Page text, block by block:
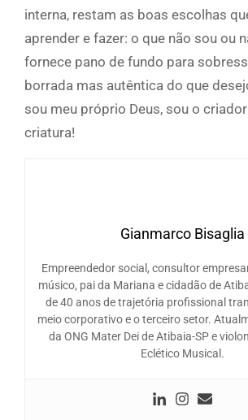
interna, restam as boas escolhas
aprender e fazer: o que não sou ou
fornece pano de fundo para
borrada mas autêntica do que
sou meu próprio Deus, sou o
criatura!
Gianmarco Bisaglia
Empreendedor social, consultor
músico, pai da Mariana e cidadão de
de 40 anos de trajetória profissional
meio corporativo e o terceiro setor.
da ONG Mater Dei de Atibaia-SP e
Eclético Musical.